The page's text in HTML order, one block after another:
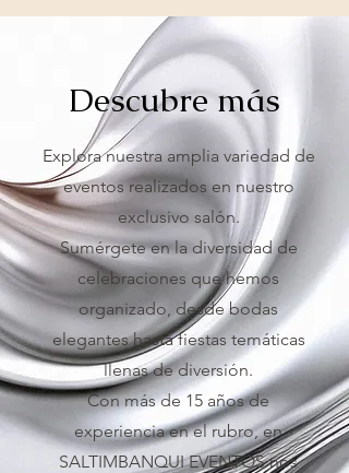
Descubre más
Explora nuestra amplia variedad de
eventos realizados en nuestro
exclusivo salón.
Sumérgete en la diversidad de
celebraciones que hemos
organizado, desde bodas
elegantes hasta fiestas temáticas
llenas de diversión.
Con más de 15 años de
experiencia en el rubro, en
SALTIMBANQUI EVENTOS nos